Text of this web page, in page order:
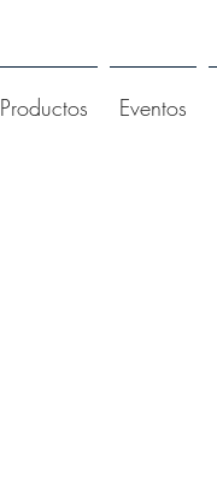
Productos Eventos